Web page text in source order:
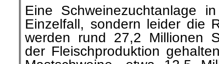
Eine Schweinezuchtanlage
Einzelfall, sondern leider die
werden rund 27,2 Millionen
der Fleischproduktion